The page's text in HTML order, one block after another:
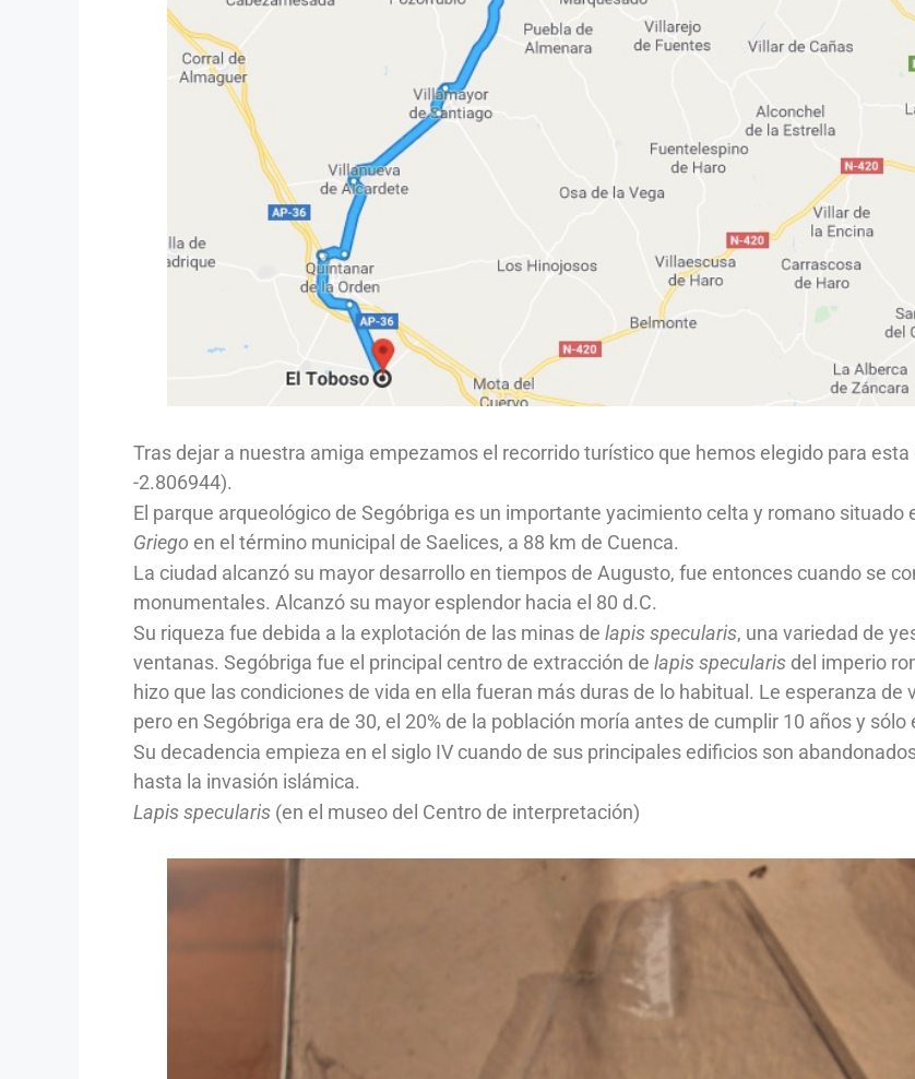
Tras dejar a nuestra amiga empezamos el recorrido turístico que hemos elegido para esta
-2.806944).
El parque arqueológico de Segóbriga es un importante yacimiento celta y romano situado
Griego en el término municipal de Saelices, a 88 km de Cuenca.
La ciudad alcanzó su mayor desarrollo en tiempos de Augusto, fue entonces cuando se
monumentales. Alcanzó su mayor esplendor hacia el 80 d.C.
Su riqueza fue debida a la explotación de las minas de lapis specularis, una variedad de
ventanas. Segóbriga fue el principal centro de extracción de lapis specularis del imperio
hizo que las condiciones de vida en ella fueran más duras de lo habitual. Le esperanza
pero en Segóbriga era de 30, el 20% de la población moría antes de cumplir 10 años y
Su decadencia empieza en el siglo IV cuando de sus principales edificios son
hasta la invasión islámica.
Lapis specularis (en el museo del Centro de interpretación)